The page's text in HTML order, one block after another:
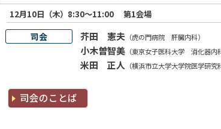
12月10日（木）8:30～11:00
第1会場
司会
芥田 憲夫（虎の門病院 肝臓内科）
小木曽智美（東京女子医科大学 消化器内
米田 正人 （横浜市立大学大学院医学研
司会のことば